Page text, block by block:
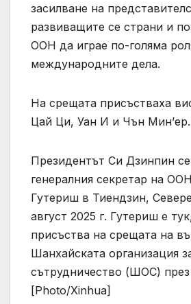
засилване на
развиващите се страни и
ООН да играе по-голяма
международните дела.
На срещата присъстваха
Цай Ци, Уан И и Чън Мин’ер.
Президентът Си Дзинпин
генералния секретар на
Гутериш в Тиендзин,
август 2025 г. Гутериш е
присъства на срещата на
Шанхайската организация
сътрудничество (ШОС) през
[Photo/Xinhua]